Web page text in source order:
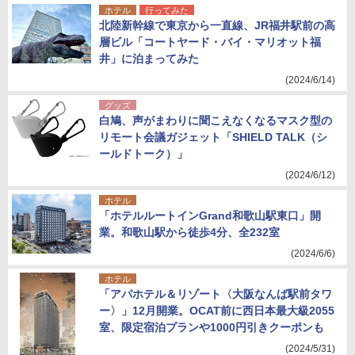
ホテル 行ってみた
北陸新幹線で東京から一直線、JR福井駅前の高
層ビル「コートヤード・バイ・マリオット福
井」に泊まってみた
(2024/6/14)
グッズ
白鳩、声がまわりに聞こえなくなるマスク型の
リモート会議ガジェット「SHIELD TALK（シ
ールドトーク）」
(2024/6/12)
ホテル
「ホテルルートインGrand和歌山駅東口」開
業。和歌山駅から徒歩4分、全232室
(2024/6/6)
ホテル
「アパホテル＆リゾート〈大阪なんば駅前タワ
ー〉」12月開業。OCAT前に西日本最大級2055
室、限定宿泊プランや1000円引きクーポンも
(2024/5/31)